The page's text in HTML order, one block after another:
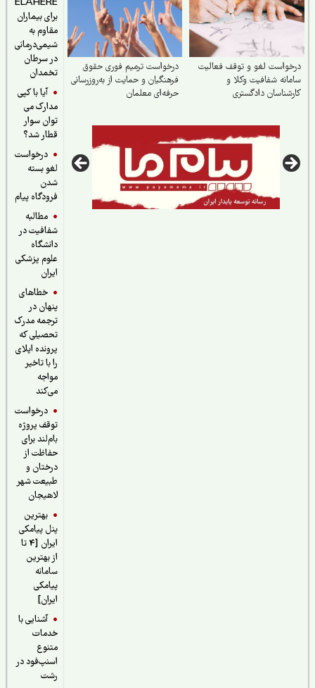
ELAHERE
برای بیماران
مقاوم به
شیمی‌درمانی
در سرطان
تخمدان
آیا با کپی
مدارک می
توان سوار
قطار شد؟
درخواست
لغو بسته
فرودگاه پیام
مطالبه
شفافیت در
دانشگاه
علوم پزشکی
خطاهای
پنهان در
ترجمه مدرک
تحصیلی که
پرونده اپلای
را با تاخیر
درخواست
توقف پروژه
بام‌لند برای
حفاظت از
درختان و
طبیعت شهر
لاهیجان
بهترین
پنل پیامکی
ایران [4 تا
از بهترین
سامانه
پیامکی
آشنایی با
خدمات
اسنپ‌فود در
لغو و توقف فعالیت
شفافیت وکلا و
دادگستری
درخواست ترمیم فوری حقوق
فرهنگیان و حمایت از به‌روزرسانی
حرفه‌ای معلمان